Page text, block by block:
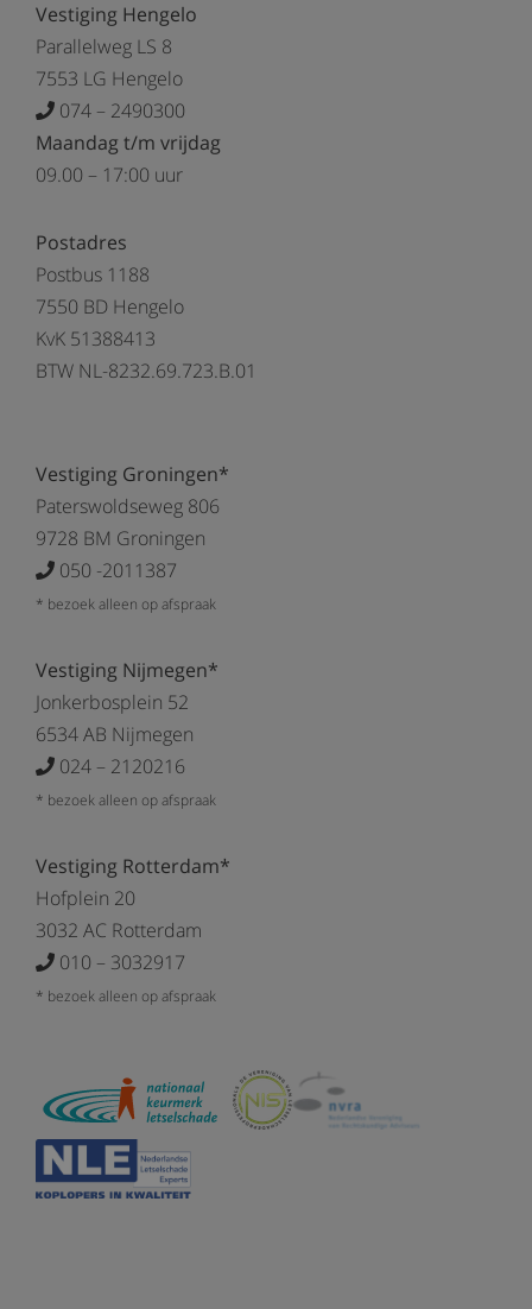
Vestiging Hengelo
Parallelweg LS 8
7553 LG Hengelo
074 – 2490300
Maandag t/m vrijdag
09.00 – 17:00 uur
Postadres
Postbus 1188
7550 BD Hengelo
KvK 51388413
BTW NL-8232.69.723.B.01
Vestiging Groningen*
Paterswoldseweg 806
9728 BM Groningen
050 -2011387
* bezoek alleen op afspraak
Vestiging Nijmegen*
Jonkerbosplein 52
6534 AB Nijmegen
024 – 2120216
* bezoek alleen op afspraak
Vestiging Rotterdam*
Hofplein 20
3032 AC Rotterdam
010 – 3032917
* bezoek alleen op afspraak